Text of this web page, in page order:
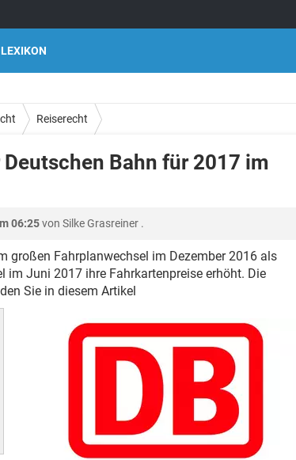
LEXIKON
Reiserecht
Bahn für 2017 im
06:25von Silke Grasreiner .
großen Fahrplanwechsel im Dezember 2016 als
im Juni 2017 ihre Fahrkartenpreise erhöht. Die
Sie in diesem Artikel